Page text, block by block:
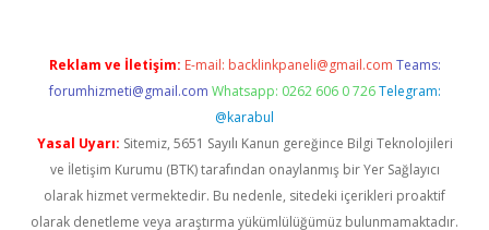
Reklam ve İletişim: E-mail: backlinkpaneli@gmail.com Teams:
forumhizmeti@gmail.com Whatsapp: 0262 606 0 726 Telegram:
@karabul
Yasal Uyarı: Sitemiz, 5651 Sayılı Kanun gereğince Bilgi Teknolojileri
ve İletişim Kurumu (BTK) tarafından onaylanmış bir Yer Sağlayıcı
olarak hizmet vermektedir. Bu nedenle, sitedeki içerikleri proaktif
olarak denetleme veya araştırma yükümlülüğümüz bulunmamaktadır.